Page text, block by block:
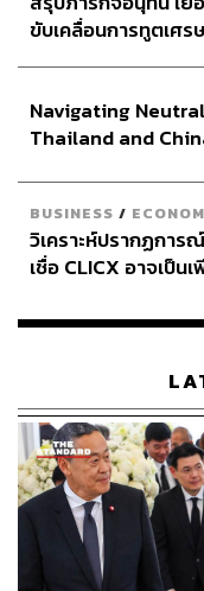
ขับเคลื่อนการทูตเศร
Navigating
Thailand and
BUSINESS /
วิเคราะห์ปรากฏกา
เชื่อ CLICX อาจเป็น
เรือนไทยที่ถูกซุกไว้